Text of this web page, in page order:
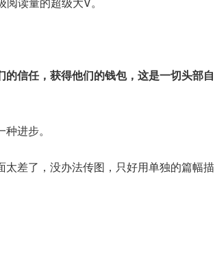
信任，获得他们的钱包，这是一切头部自
进步。
差了，没办法传图，只好用单独的篇幅描